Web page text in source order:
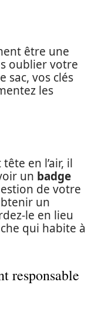
être une
oublier votre
sac, vos clés
les
en l’air, il
un badge
de votre
un
le en lieu
qui habite à
responsable